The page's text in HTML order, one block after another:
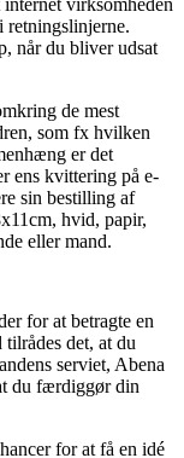
retningslinjerne.
når du bliver udsat
de mest
som fx hvilken
er det
ens kvittering på e-
sin bestilling af
hvid, papir,
eller mand.
for at betragte en
det, at du
serviet, Abena
du færdiggør din
for at få en idé